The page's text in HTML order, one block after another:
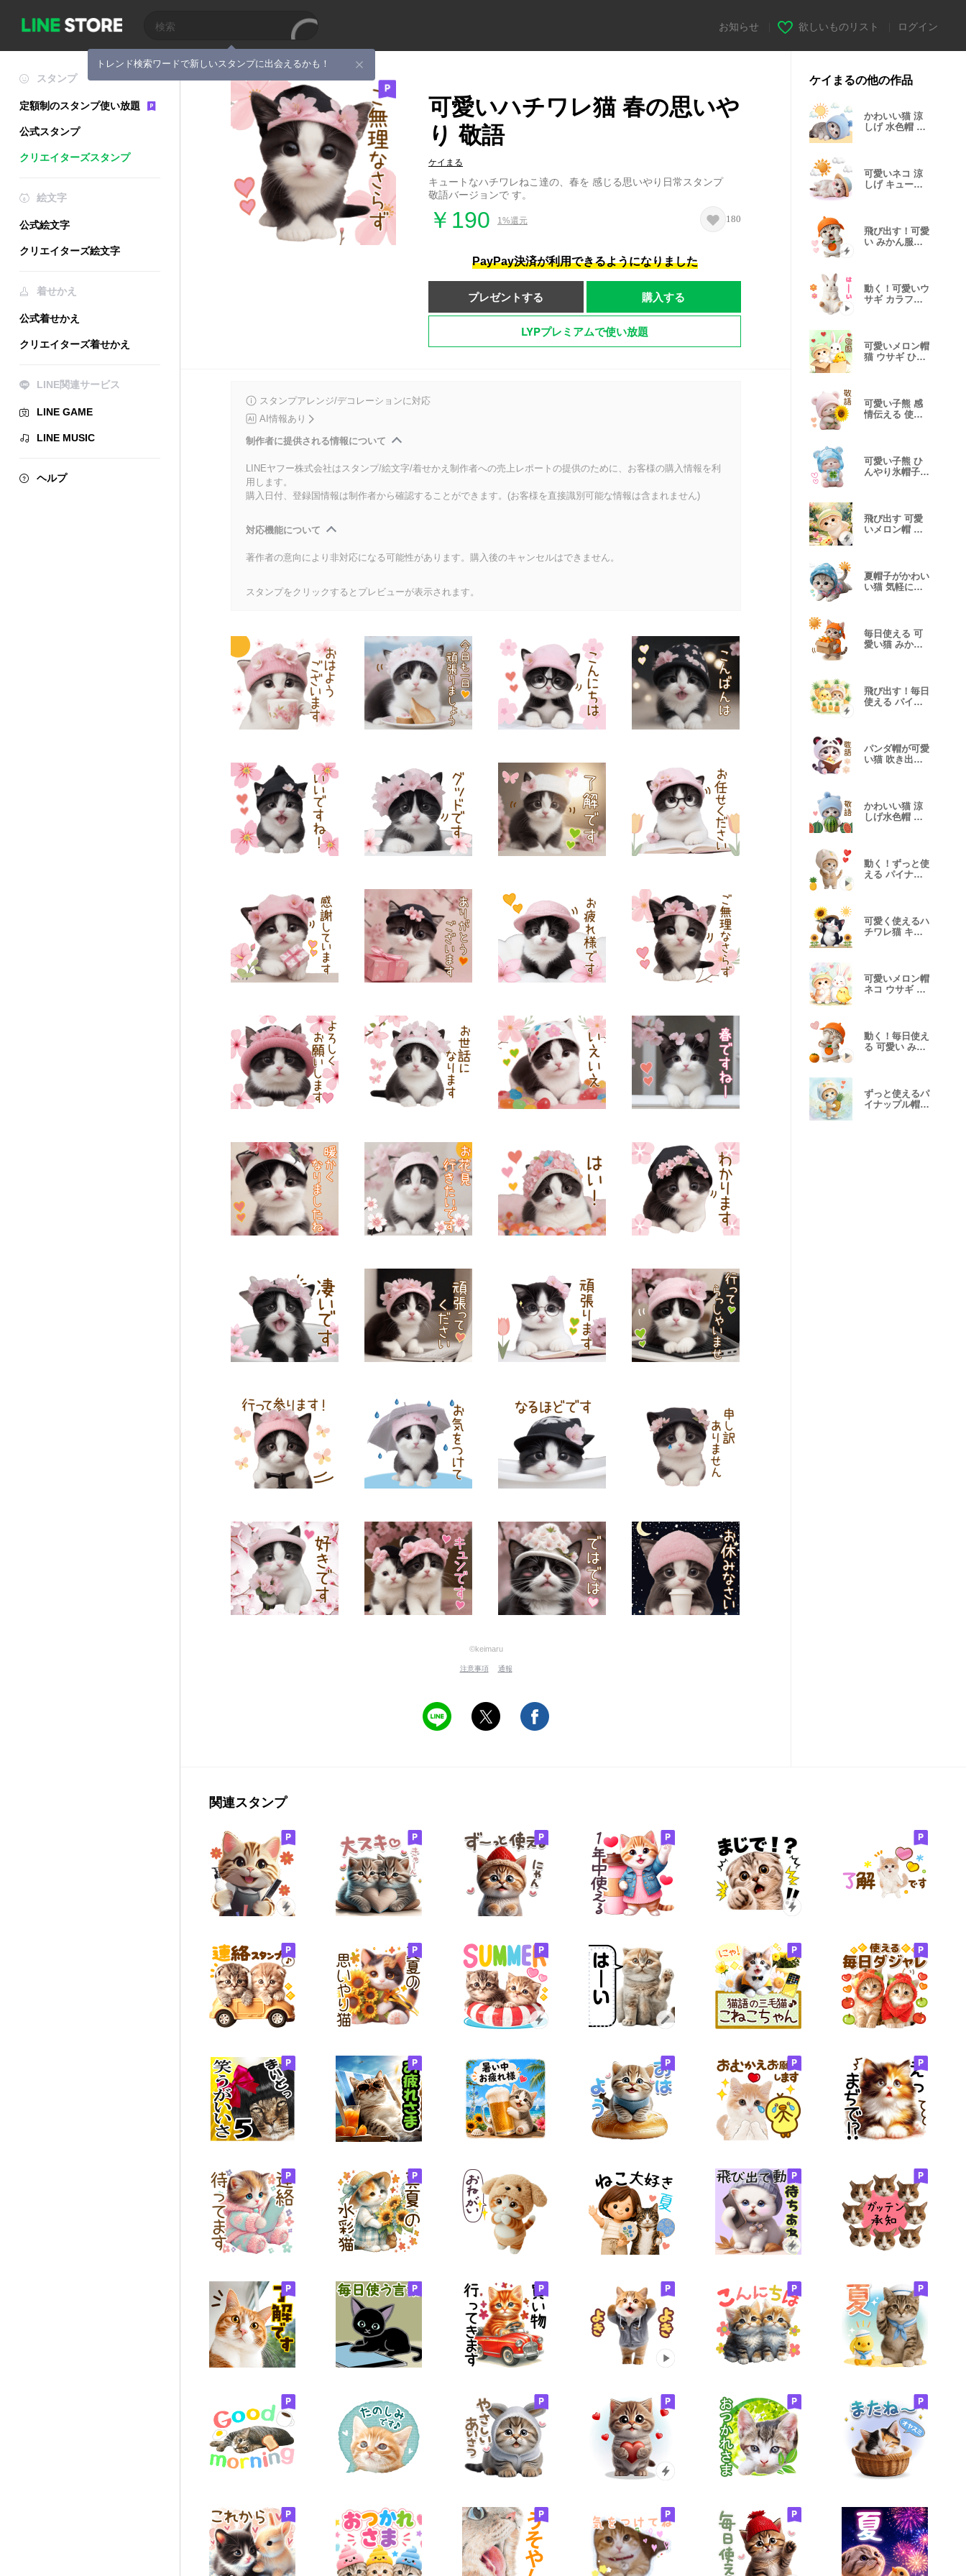
トレンド検索ワードで新しいスタンプに出会えるかも！
お知らせ 欲しいものリスト ログイン
スタンプ
定額制のスタンプ使い放題
公式スタンプ
クリエイターズスタンプ
絵文字
公式絵文字
クリエイターズ絵文字
着せかえ
公式着せかえ
クリエイターズ着せかえ
LINE関連サービス
LINE GAME
LINE MUSIC
ヘルプ
可愛いハチワレ猫 春の思いや
り 敬語
ケイまる
キュートなハチワレねこ達の、春を 感じる思いやり日常スタンプ
敬語バージョンで す。
￥190 1%還元 180
PayPay決済が利用できるようになりました
プレゼントする 購入する
LYPプレミアムで使い放題
スタンプアレンジ/デコレーションに対応
AI情報あり
制作者に提供される情報について
LINEヤフー株式会社はスタンプ/絵文字/着せかえ制作者への売上レポートの提供のために、お客様の購入情報を利
用します。
購入日付、登録国情報は制作者から確認することができます。(お客様を直接識別可能な情報は含まれません)
対応機能について
著作者の意向により非対応になる可能性があります。購入後のキャンセルはできません。
スタンプをクリックするとプレビューが表示されます。
©keimaru
注意事項 通報
ケイまるの他の作品
かわいい猫 涼
しげ 水色帽 吹
可愛いネコ 涼
しげ キュート
飛び出す！可愛
い みかん服ネ
動く！可愛いウ
サギ カラフル
可愛いメロン帽
猫 ウサギ ひよ
可愛い子熊 感
情伝える 使い
可愛い子熊 ひ
んやり氷帽子
飛び出す 可愛
いメロン帽 猫
夏帽子がかわい
い猫 気軽に使
毎日使える 可
愛い猫 みかん
飛び出す！毎日
使える パイナ
パンダ帽が可愛
い猫 吹き出し
かわいい猫 涼
しげ水色帽 吹
動く！ずっと使
える パイナッ
可愛く使えるハ
チワレ猫 キュ
可愛いメロン帽
ネコ ウサギ ひ
動く！毎日使え
る 可愛い みか
ずっと使えるパ
イナップル帽ネ
関連スタンプ